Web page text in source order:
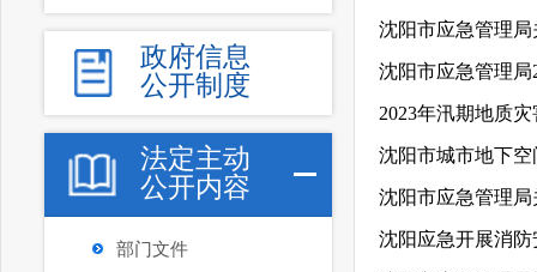
政府信息
公开制度
法定主动
公开内容
部门文件
沈阳市应急管理
2023年汛期地质
沈阳市城市地下
沈阳市应急管理
沈阳应急开展消